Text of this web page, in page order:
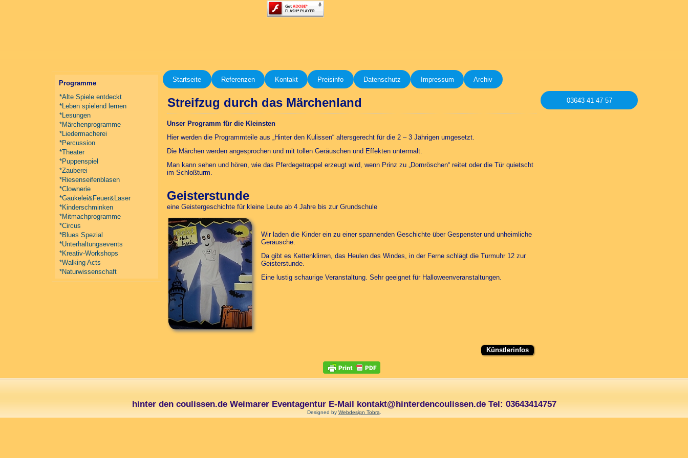
Programme
*Alte Spiele entdeckt
*Leben spielend lernen
*Lesungen
*Märchenprogramme
*Liedermacherei
*Percussion
*Theater
*Puppenspiel
*Zauberei
*Riesenseifenblasen
*Clownerie
*Gaukelei&Feuer&Laser
*Kinderschminken
*Mitmachprogramme
*Circus
*Blues Spezial
*Unterhaltungsevents
*Kreativ-Workshops
*Walking Acts
*Naturwissenschaft
Startseite Referenzen Kontakt Preisinfo Datenschutz Impressum Archiv
Streifzug durch das Märchenland
Unser Programm für die Kleinsten
Hier werden die Programmteile aus „Hinter den Kulissen“ altersgerecht für die 2 – 3 Jährigen umgesetzt.
Die Märchen werden angesprochen und mit tollen Geräuschen und Effekten untermalt.
Man kann sehen und hören, wie das Pferdegetrappel erzeugt wird, wenn Prinz zu „Dornröschen“ reitet oder die Tür quietscht
im Schloßturm.
Geisterstunde
eine Geistergeschichte für kleine Leute ab 4 Jahre bis zur Grundschule
Wir laden die Kinder ein zu einer spannenden Geschichte über Gespenster und unheimliche
Geräusche.
Da gibt es Kettenklirren, das Heulen des Windes, in der Ferne schlägt die Turmuhr 12 zur
Geisterstunde.
Eine lustig schaurige Veranstaltung. Sehr geeignet für Halloweenveranstaltungen.
Künstlerinfos
03643 41 47 57
hinter den coulissen.de Weimarer Eventagentur E-Mail kontakt@hinterdencoulissen.de Tel: 03643414757
Designed by Webdesign Tobra